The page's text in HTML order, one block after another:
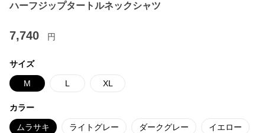
ハーフジップタートルネックシャツ
7,740 円
サイズ
M L XL
カラー
ムラサキ ライトグレー ダークグレー イエロー